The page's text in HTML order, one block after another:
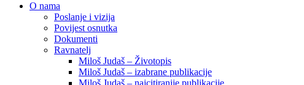
O nama
Poslanje i vizija
Povijest osnutka
Dokumenti
Ravnatelj
Miloš Judaš – Životopis
Miloš Judaš – izabrane publikacije
Miloš Judaš – najcitiranije publikacije